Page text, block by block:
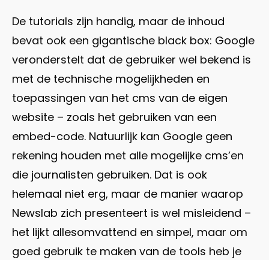
De tutorials zijn handig, maar de inhoud
bevat ook een gigantische black box: Google
veronderstelt dat de gebruiker wel bekend is
met de technische mogelijkheden en
toepassingen van het cms van de eigen
website – zoals het gebruiken van een
embed-code. Natuurlijk kan Google geen
rekening houden met alle mogelijke cms’en
die journalisten gebruiken. Dat is ook
helemaal niet erg, maar de manier waarop
Newslab zich presenteert is wel misleidend –
het lijkt allesomvattend en simpel, maar om
goed gebruik te maken van de tools heb je